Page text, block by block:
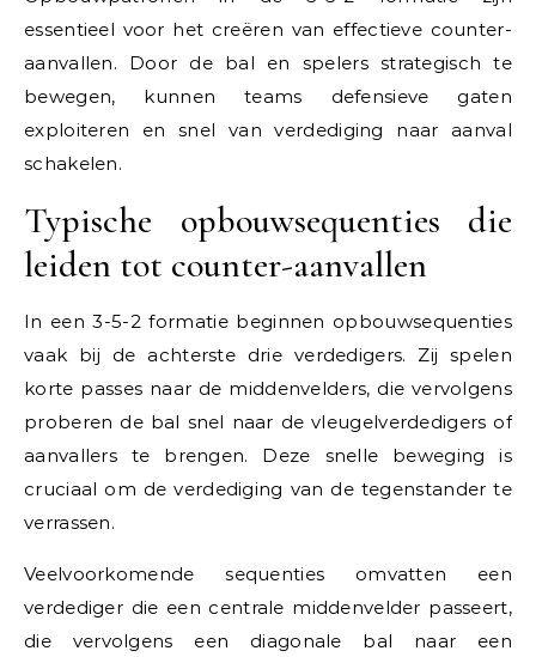
essentieel voor het creëren van effectieve counter-
aanvallen. Door de bal en spelers strategisch te
bewegen, kunnen teams defensieve gaten
exploiteren en snel van verdediging naar aanval
schakelen.
Typische opbouwsequenties die
leiden tot counter-aanvallen
In een 3-5-2 formatie beginnen opbouwsequenties
vaak bij de achterste drie verdedigers. Zij spelen
korte passes naar de middenvelders, die vervolgens
proberen de bal snel naar de vleugelverdedigers of
aanvallers te brengen. Deze snelle beweging is
cruciaal om de verdediging van de tegenstander te
verrassen.
Veelvoorkomende sequenties omvatten een
verdediger die een centrale middenvelder passeert,
die vervolgens een diagonale bal naar een